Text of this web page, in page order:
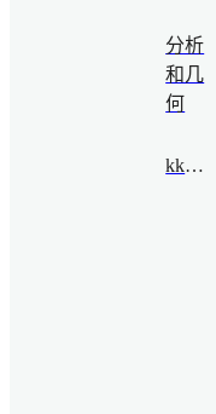
分析
和几
何
kkawai@bimsa.cn